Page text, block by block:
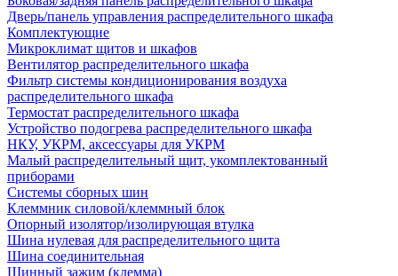
Дверь/панель управления распределительного шкафа
Комплектующие
Микроклимат щитов и шкафов
Вентилятор распределительного шкафа
Фильтр системы кондиционирования воздуха
распределительного шкафа
Термостат распределительного шкафа
Устройство подогрева распределительного шкафа
НКУ, УКРМ, аксессуары для УКРМ
Малый распределительный щит, укомплектованный
приборами
Системы сборных шин
Клеммник силовой/клеммный блок
Опорный изолятор/изолирующая втулка
Шина нулевая для распределительного щита
Шина соединительная
Шинный зажим (клемма)